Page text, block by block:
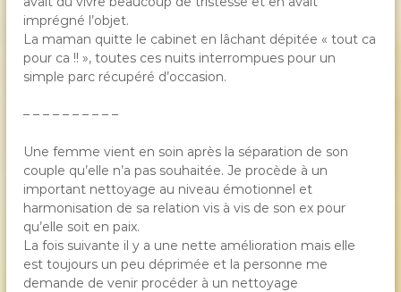
imprégné l’objet.
La maman quitte le cabinet en lâchant dépitée « tout ca
pour ca !! », toutes ces nuits interrompues pour un
simple parc récupéré d’occasion.
– – – – – – – – – –
Une femme vient en soin après la séparation de son
couple qu’elle n’a pas souhaitée. Je procède à un
important nettoyage au niveau émotionnel et
harmonisation de sa relation vis à vis de son ex pour
qu’elle soit en paix.
La fois suivante il y a une nette amélioration mais elle
est toujours un peu déprimée et la personne me
demande de venir procéder à un nettoyage